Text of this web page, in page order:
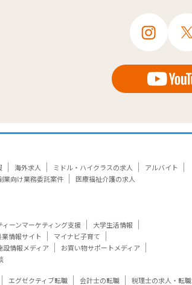
海外求人 ミドル・ハイクラスの求人
アルバイト
業向け業務委託案件 医療福祉介護の求人
ィーンマーケティング支援
大学生活情報
情報サイト
マイナビ子育て
設情報メディア
お買い物サポートメディア
エグゼクティブ転職 会計士の転職 税理士の求人・転職